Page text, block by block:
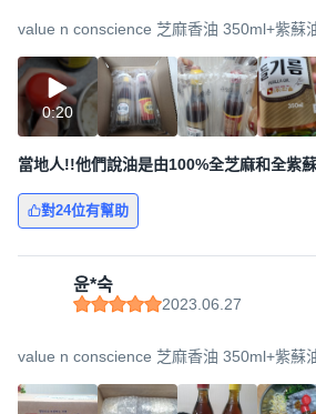
value n conscience 芝麻香油 350ml+紫蘇
0:20
當地人!!他們說油是由100%全芝麻和全紫
對24位有幫助
윤*숙
2023.06.27
value n conscience 芝麻香油 350ml+紫蘇